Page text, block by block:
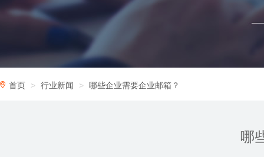
首页 行业新闻 哪些企业需要企业邮箱？
哪